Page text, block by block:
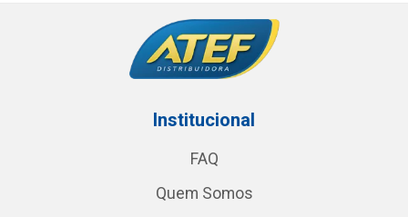
Institucional
FAQ
Quem Somos